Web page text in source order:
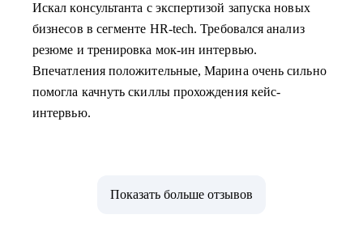
Искал консультанта с экспертизой запуска новых
бизнесов в сегменте HR-tech. Требовался анализ
резюме и тренировка мок-ин интервью.
Впечатления положительные, Марина очень сильно
помогла качнуть скиллы прохождения кейс-
интервью.
Показать больше отзывов